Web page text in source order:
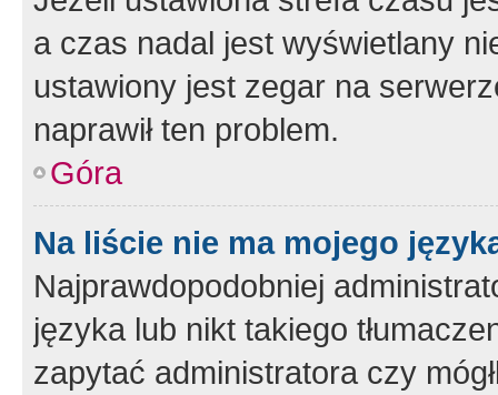
a czas nadal jest wyświetlany
ustawiony jest zegar na
naprawił ten problem.
Góra
Na liście nie ma mojego
Najprawdopodobniej
języka lub nikt takiego
zapytać administratora czy